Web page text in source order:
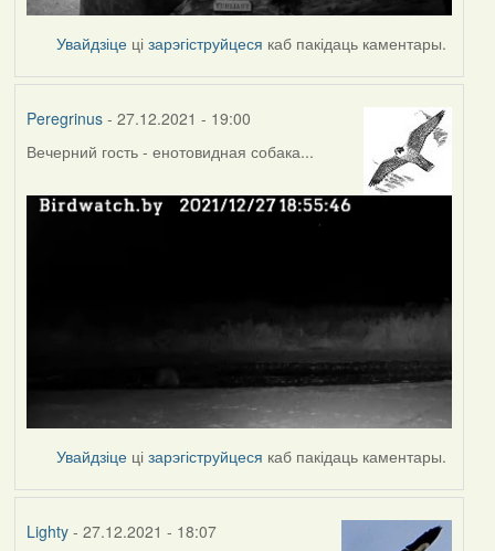
Увайдзіце цізарэгіструйцеся каб пакідаць каментары.
Peregrinus- 27.12.2021 - 19:00
Вечерний гость - енотовидная собака...
Увайдзіце цізарэгіструйцеся каб пакідаць каментары.
Lighty- 27.12.2021 - 18:07